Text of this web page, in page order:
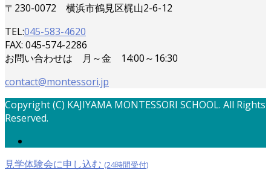
〒230-0072 横浜市鶴見区梶山2-6-12
TEL:045-583-4620
FAX: 045-574-2286
お問い合わせは 月～金 14:00～16:30
contact@montessori.jp
Copyright (C) KAJIYAMA MONTESSORI SCHOOL. All Rights
Reserved.
見学体験会に申し込む (24時間受付)